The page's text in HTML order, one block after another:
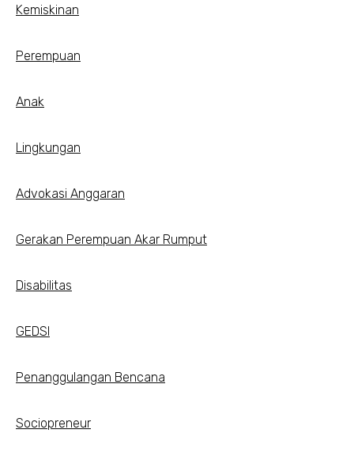
Kemiskinan
Perempuan
Anak
Lingkungan
Advokasi Anggaran
Gerakan Perempuan Akar Rumput
Disabilitas
GEDSI
Penanggulangan Bencana
Sociopreneur